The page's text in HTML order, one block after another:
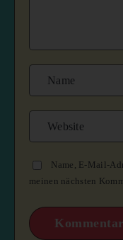
Name, E-Mail-
meinen nächsten